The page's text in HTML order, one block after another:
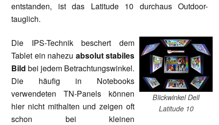
entstanden, ist das Latitude 10 durchaus Outdoor-
tauglich.
Blickwinkel Dell
Latitude 10
Die IPS-Technik beschert dem
Tablet ein nahezu absolut stabiles
Bild bei jedem Betrachtungswinkel.
Die häufig in Notebooks
verwendeten TN-Panels können
hier nicht mithalten und zeigen oft
schon bei kleinen